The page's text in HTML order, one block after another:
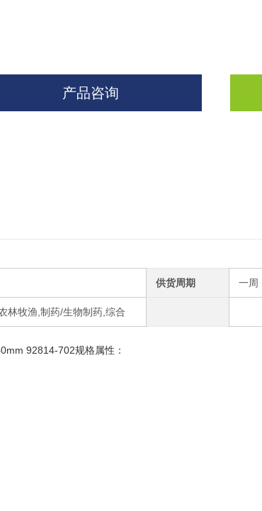
产品咨询
供货周期 一周
林牧渔,制药/生物制药,综合
92814-702规格属性：